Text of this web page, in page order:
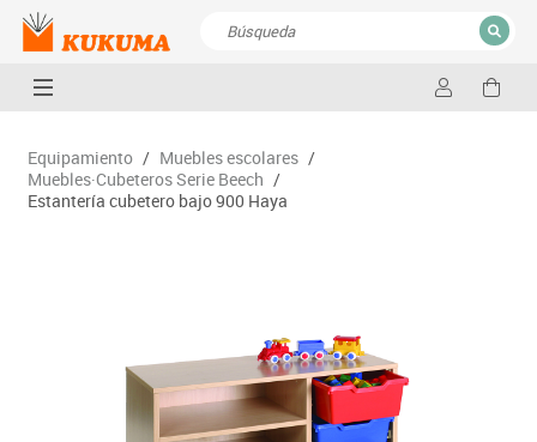
CERRAR
Equipamiento / Muebles escolares /
Muebles·Cubeteros Serie Beech /
Estantería cubetero bajo 900 Haya